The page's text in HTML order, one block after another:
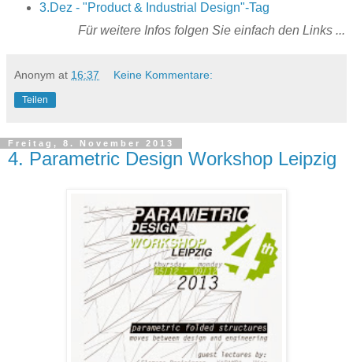
3.Dez - "Product & Industrial Design"-Tag
Für weitere Infos folgen Sie einfach den Links ...
Anonym at 16:37 Keine Kommentare:
Teilen
Freitag, 8. November 2013
4. Parametric Design Workshop Leipzig